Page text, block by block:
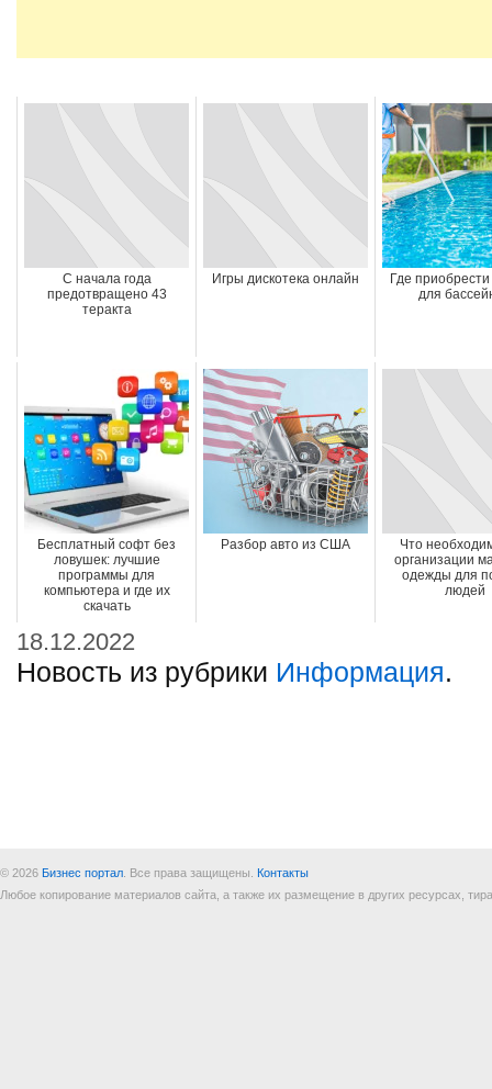
С начала года
предотвращено 43
теракта
Игры дискотека онлайн
Где
для
Бесплатный софт без
ловушек: лучшие
программы для
компьютера и где их
скачать
Разбор авто из США
Что
организации
одежды для
людей
18.12.2022
Новость из рубрики Информация.
© 2026 Бизнес портал . Все права защищены. Контакты
Любое копирование материалов сайта, а также их размещение в других ресурсах,